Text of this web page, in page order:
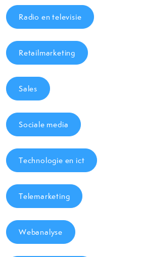
Radio en televisie
Retailmarketing
Sales
Sociale media
Technologie en ict
Telemarketing
Webanalyse